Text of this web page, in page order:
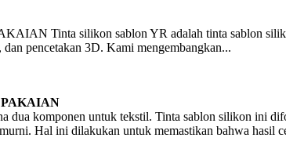
Tinta silikon sablon YR adalah tinta sablon
pencetakan 3D. Kami mengembangkan...
komponen untuk tekstil. Tinta sablon silikon ini
Hal ini dilakukan untuk memastikan bahwa hasil